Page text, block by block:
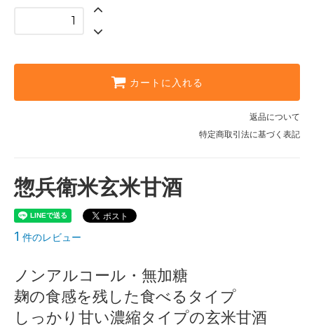
カートに入れる
返品について
特定商取引法に基づく表記
惣兵衛米玄米甘酒
1 件のレビュー
ノンアルコール・無加糖
麹の食感を残した食べるタイプ
しっかり甘い濃縮タイプの玄米甘酒